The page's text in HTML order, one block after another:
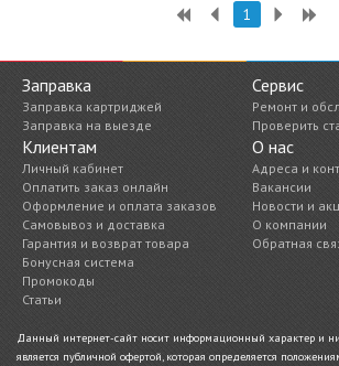
1
Заправка
Заправка картриджей
Заправка на выезде
Сервис
Ремонт и
Проверить
Клиентам
Личный кабинет
Оплатить заказ онлайн
Оформление и оплата заказов
Самовывоз и доставка
Гарантия и возврат товара
Бонусная система
Промокоды
Статьи
О нас
Адреса и
Вакансии
Новости и
О компании
Обратная
Данный интернет-сайт носит информационный характер и
является публичной офертой, которая определяется